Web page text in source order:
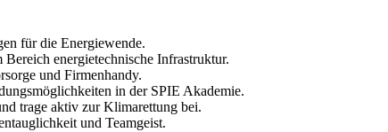
für die Energiewende.
energietechnische Infrastruktur.
und Firmenhandy.
in der SPIE Akademie.
trage aktiv zur Klimarettung bei.
und Teamgeist.